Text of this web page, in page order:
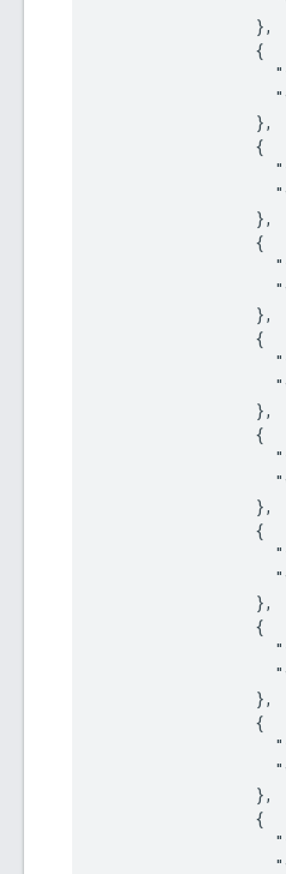
                },
                {
                },
                {
                },
                {
                },
                {
                },
                {
                },
                {
                },
                {
                },
                {
                },
                {